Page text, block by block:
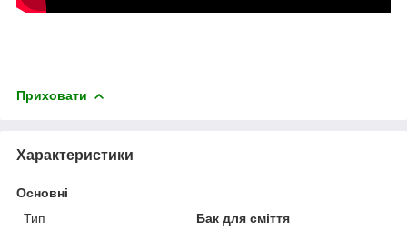
Приховати
Характеристики
Основні
Тип
Бак для сміття